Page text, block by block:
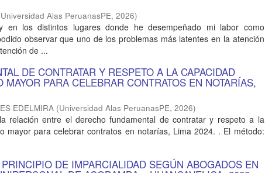
Universidad Alas PeruanasPE,2026)
en los distintos lugares donde he desempeñado mi labor como
observar que uno de los problemas más latentes en la atención
de ...
DE CONTRATAR Y RESPETO A LA CAPACIDAD
MAYOR PARA CELEBRAR CONTRATOS EN NOTARÍAS,
EDELMIRA (Universidad Alas PeruanasPE,2026)
relación entre el derecho fundamental de contratar y respeto a la
mayor para celebrar contratos en notarías, Lima 2024. . El método:
DE IMPARCIALIDAD SEGÚN ABOGADOS EN